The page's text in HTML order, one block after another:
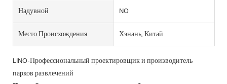
Надувной
NO
Место Происхождения
Хэнань, Китай
LINO-Профессиональный проектировщик и производитель
парков развлечений